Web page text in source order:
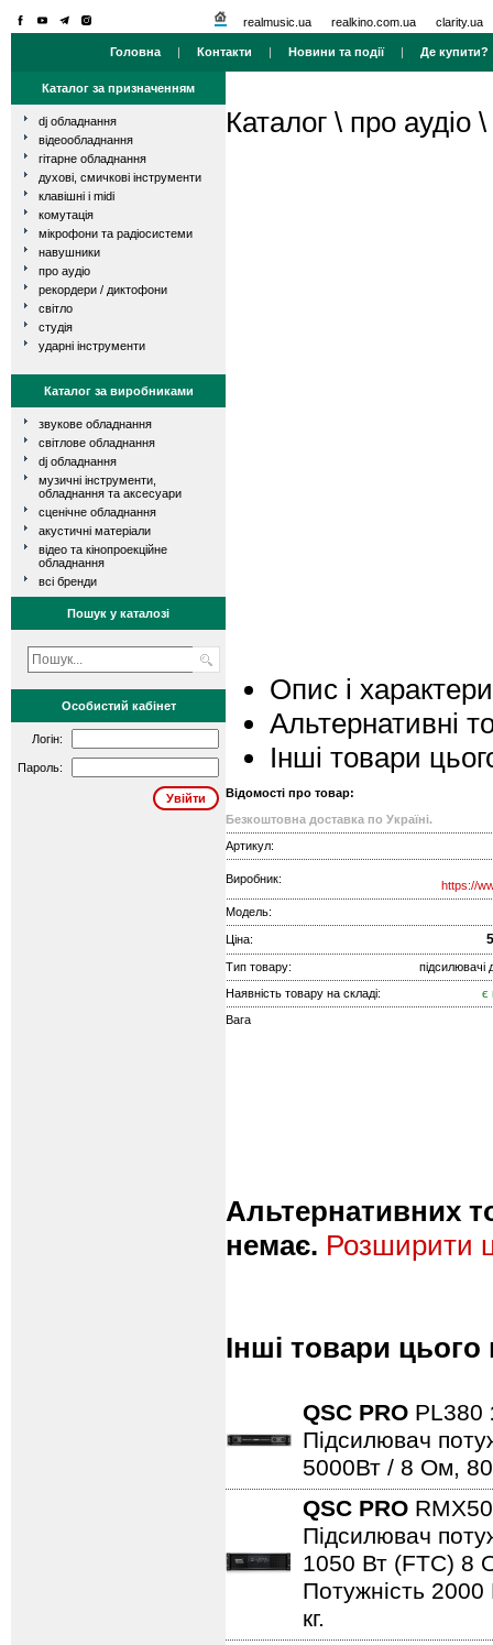
realmusic.ua realkino.com.ua clarity.ua
Головна| Контакти | Новини та події| Де купити?
Каталог за призначенням
dj обладнання
відеообладнання
гітарне обладнання
духові, смичкові інструменти
клавішні і midi
комутація
мікрофони та радіосистеми
навушники
про аудіо
рекордери / диктофони
світло
студія
ударні інструменти
Каталог за виробниками
звукове обладнання
світлове обладнання
dj обладнання
музичні інструменти,
обладнання та аксесуари
сценічне обладнання
акустичні матеріали
відео та кінопроекційне
обладнання
всі бренди
Пошук у каталозі
Особистий кабінет
Логін:
Пароль:
Каталог \ про аудіо \
Опис і
Альтернативні
Інші товари
Відомості про товар:
Безкоштовна доставка по Україні.
Артикул:
Виробник:
https://
Модель:
Ціна:
Тип товару:
підсилювачі
Наявність товару на складі:
є
Вага
Альтернативних
немає. Розширити
Інші товари
QSC PRO PL380
Підсилювач
5000Вт / 8 Ом,
QSC PRO
Підсилювач
1050 Вт (FTC) 8
Потужність
кг.